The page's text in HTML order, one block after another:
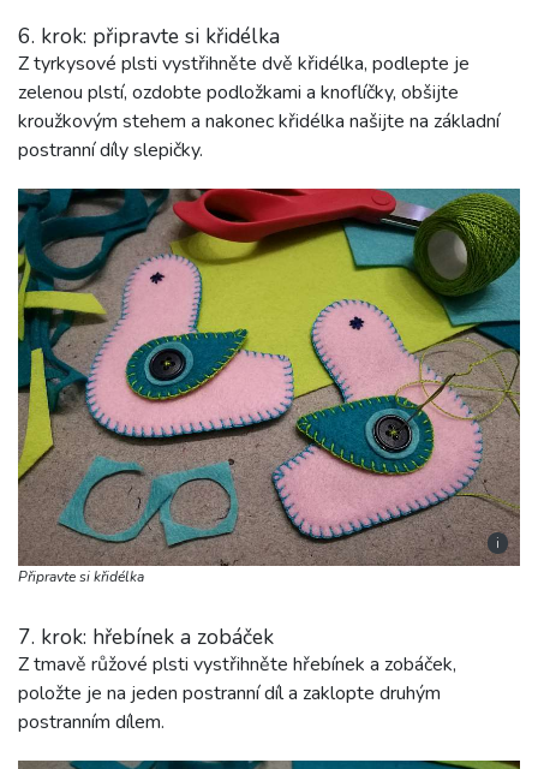
6. krok: připravte si křidélka
Z tyrkysové plsti vystřihněte dvě křidélka, podlepte je
zelenou plstí, ozdobte podložkami a knoflíčky, obšijte
kroužkovým stehem a nakonec křidélka našijte na základní
postranní díly slepičky.
i
Připravte si křidélka
7. krok: hřebínek a zobáček
Z tmavě růžové plsti vystřihněte hřebínek a zobáček,
položte je na jeden postranní díl a zaklopte druhým
postranním dílem.